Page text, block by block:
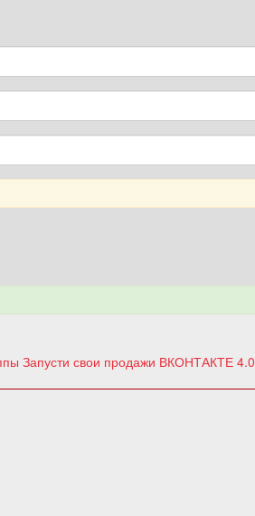
Запусти свои продажи ВКОНТАКТЕ 4.0